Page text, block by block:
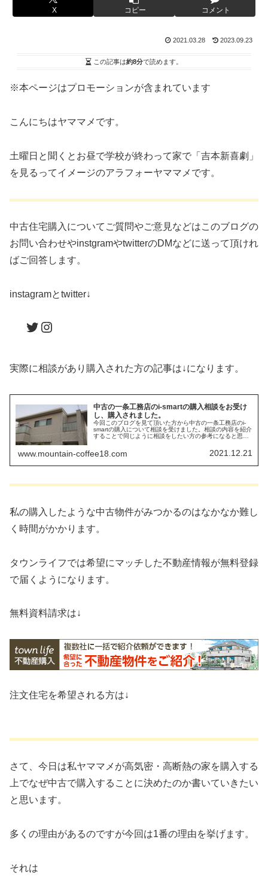
X コピー コメント
2021.03.28 2023.09.23
この記事は約8分で読めます。
※本ページはプロモーションが含まれています
こんにちはヤママメです。
土曜日と聞くとお昼で学校が終わって家で「吉本新喜劇」
を見るってイメージのアラフォーヤママメです。
中古住宅購入についてご質問やご意見などはこのブログの
お問い合わせやinstgramやtwitterのDMなどに送って頂けれ
ばご回答します。
instagramとtwitter↓
Twitter
Instagram
実際に相談があり購入された方の記事は↓になります。
中古の一条工務店のi-smartの購入相談をお受け
し、購入されました。
今回このブログを見て頂いた方から中古の一条工務店のi-
smartの購入について相談を受けました。相談の内容を紹介
することで同じように相談をしたい方の参考になると思い
www.mountain-coffee18.com 2021.12.21
私の購入したような中古物件がみつかるのはなかなか難し
く時間がかかります。
タウンライフでは希望にマッチした不動産情報が無料登録
で届くようになります。
無料資料請求は↓
注文住宅を希望される方は↓
さて、今日は私ヤママメが高気密・高断熱の家を購入する
上でなぜ中古で購入することに決めたのか書いていきたい
と思います。
多くの理由があるのですが今回は1番の理由を挙げます。
それは